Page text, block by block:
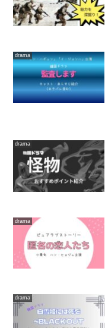
drama
drama
drama
drama